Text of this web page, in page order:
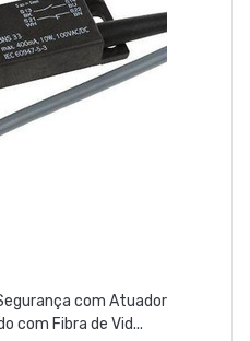
com Atuador
com Fibra de Vid...